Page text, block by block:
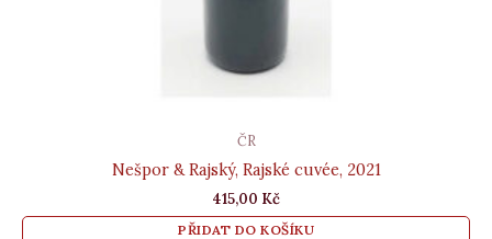
ČR
Nešpor & Rajský, Rajské cuvée, 2021
415,00 Kč
PŘIDAT DO KOŠÍKU